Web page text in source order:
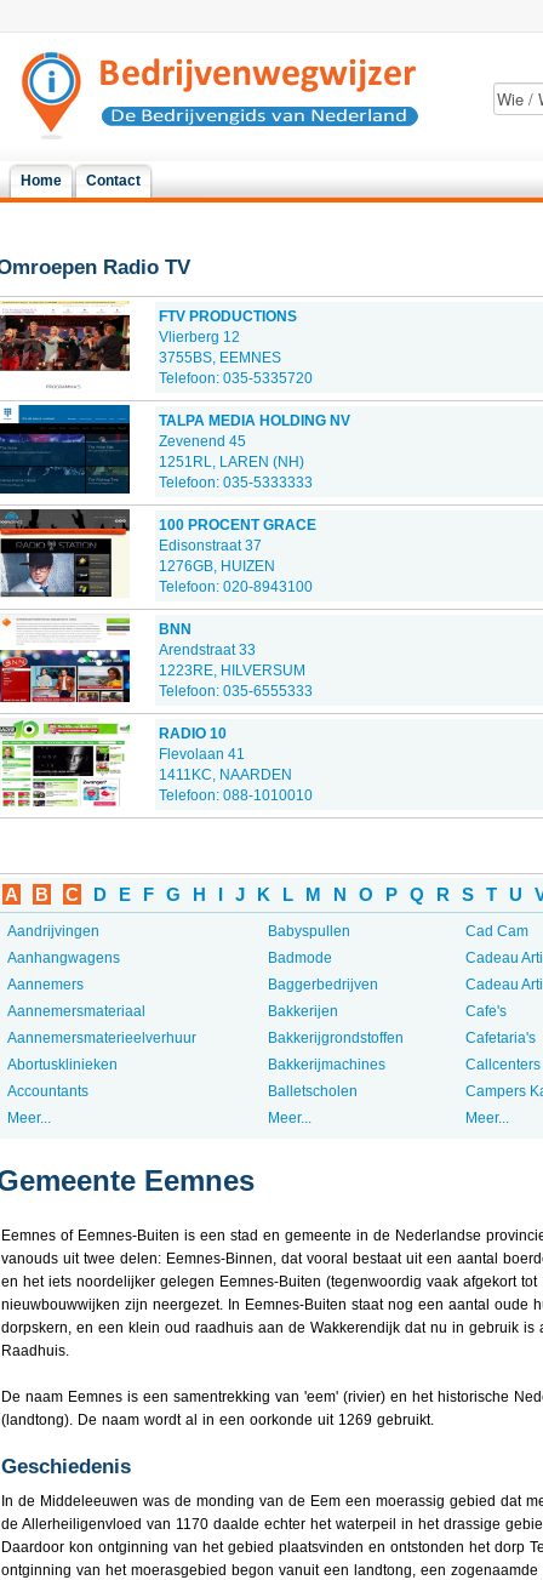
Home Contact
Radio TV
FTV PRODUCTIONS
Vlierberg 12
3755BS, EEMNES
Telefoon: 035-5335720
TALPA MEDIA HOLDING NV
Zevenend 45
1251RL, LAREN (NH)
Telefoon: 035-5333333
100 PROCENT GRACE
Edisonstraat 37
1276GB, HUIZEN
Telefoon: 020-8943100
BNN
Arendstraat 33
1223RE, HILVERSUM
Telefoon: 035-6555333
RADIO 10
Flevolaan 41
1411KC, NAARDEN
Telefoon: 088-1010010
A B C D E F G H I J K L M N O P Q R S T U
Aandrijvingen
Aanhangwagens
Aannemers
Aannemersmateriaal
Aannemersmaterieelverhuur
Abortusklinieken
Accountants
Meer...
Babyspullen
Badmode
Baggerbedrijven
Bakkerijen
Bakkerijgrondstoffen
Bakkerijmachines
Balletscholen
Meer...
Cad Cam
Cadeau
Cadeau
Cafe's
Cafetaria's
Callcenters
Campers
Meer...
Eemnes
Eemnes of Eemnes-Buiten is een stad en gemeente in de Nederlandse
vanouds uit twee delen: Eemnes-Binnen, dat vooral bestaat uit een aantal
en het iets noordelijker gelegen Eemnes-Buiten (tegenwoordig vaak afgekort
nieuwbouwwijken zijn neergezet. In Eemnes-Buiten staat nog een aantal oude
dorpskern, en een klein oud raadhuis aan de Wakkerendijk dat nu in gebruik is
Raadhuis.
De naam Eemnes is een samentrekking van 'eem' (rivier) en het historische
(landtong). De naam wordt al in een oorkonde uit 1269 gebruikt.
Geschiedenis
In de Middeleeuwen was de monding van de Eem een moerassig gebied dat
de Allerheiligenvloed van 1170 daalde echter het waterpeil in het drassige
Daardoor kon ontginning van het gebied plaatsvinden en ontstonden het dorp
ontginning van het moerasgebied begon vanuit een landtong, een